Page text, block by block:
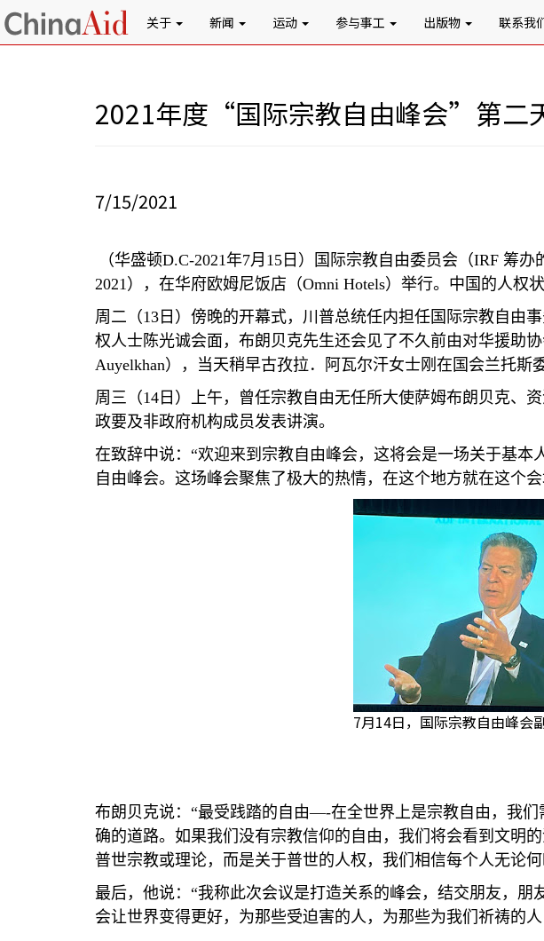
关于 新闻 运动 参与事工 出版物 联系我
2021年度“国际宗教自由峰会”第二
7/15/2021
（华盛顿D.C-2021年7月 15 日）国际宗教自由委员会（IRF 筹办
2021），在华府欧姆尼饭店（Omni Hotels）举行。中国的人权
周二（13 日）傍晚的开幕式，川普总统任内担任国际宗教自由
权人士陈光诚会面，布朗贝克先生还会见了不久前由对华援助
Auyelkhan），当天稍早古孜拉．阿瓦尔汗女士刚在国会兰托斯
周三（14 日）上午，曾任宗教自由无任所大使萨姆布朗贝克、
政要及非政府机构成员发表讲演。
在致辞中说： “欢迎来到宗教自由峰会，这将会是一场关于基本
自由峰会。这场峰会聚焦了极大的热情，在这个地方就在这个
7月14日，国际宗教自由峰会
布朗贝克说： “最受践踏的自由—-在全世界上是宗教自由，我
确的道路。如果我们没有宗教信仰的自由，我们将会看到文明
普世宗教或理论，而是关于普世的人权，我们相信每个人无论
最后，他说： “我称此次会议是打造关系的峰会，结交朋友，
会让世界变得更好，为那些受迫害的人，为那些为我们祈祷的人